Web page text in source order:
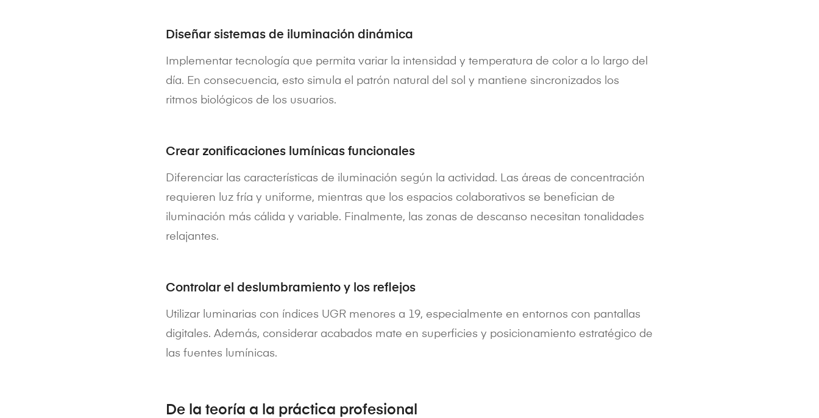
Diseñar sistemas de iluminación dinámica
Implementar tecnología que permita variar la intensidad y temperatura de color a lo largo del
día. En consecuencia, esto simula el patrón natural del sol y mantiene sincronizados los
ritmos biológicos de los usuarios.
Crear zonificaciones lumínicas funcionales
Diferenciar las características de iluminación según la actividad. Las áreas de concentración
requieren luz fría y uniforme, mientras que los espacios colaborativos se benefician de
iluminación más cálida y variable. Finalmente, las zonas de descanso necesitan tonalidades
relajantes.
Controlar el deslumbramiento y los reflejos
Utilizar luminarias con índices UGR menores a 19, especialmente en entornos con pantallas
digitales. Además, considerar acabados mate en superficies y posicionamiento estratégico de
las fuentes lumínicas.
De la teoría a la práctica profesional